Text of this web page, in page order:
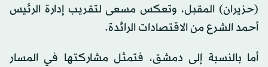
(حزيران) المقبل، وتعكس مسعى لتقريب إدارة الرئيس
أحمد الشرع من الاقتصادات الرائدة.
أما بالنسبة إلى دمشق، فتمثل مشاركتها في المسار